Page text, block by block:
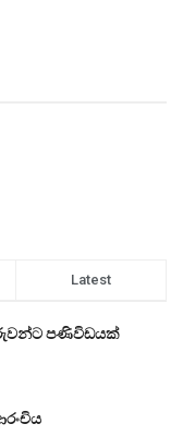
Latest
පණිවිඩයක්